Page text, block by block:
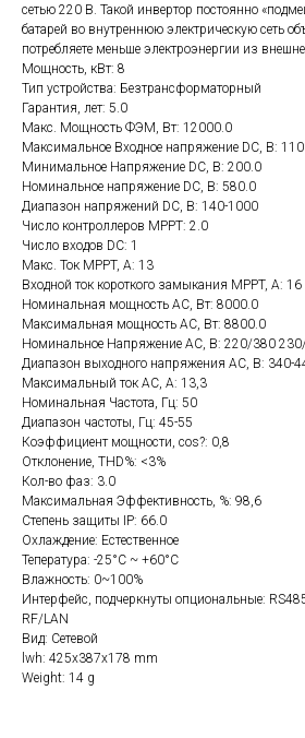
сетью 220 В. Такой инвертор постоянно
батарей во внутреннюю электрическую сеть
потребляете меньше электроэнергии из
Мощность, кВт: 8
Тип устройства: Безтрансформаторный
Гарантия, лет: 5.0
Макс. Мощность ФЭМ, Вт: 12000.0
Максимальное Входное напряжение DC, В:
Минимальное Напряжение DC, В: 200.0
Номинальное напряжение DC, В: 580.0
Диапазон напряжений DC, В: 140-1000
Число контроллеров MPPT: 2.0
Число входов DC: 1
Макс. Ток MPPT, А: 13
Входной ток короткого замыкания MPPT, А: 16
Номинальная мощность AC, Вт: 8000.0
Максимальная мощность AC, Вт: 8800.0
Номинальное Напряжение AC, В: 220/380
Диапазон выходного напряжения AC, В: 340-
Максимальный ток AC, А: 13,3
Номинальная Частота, Гц: 50
Диапазон частоты, Гц: 45-55
Коэффициент мощности, cos?: 0,8
Отклонение, THD%: <3%
Кол-во фаз: 3.0
Максимальная Эффективность, %: 98,6
Степень защиты IP: 66.0
Охлаждение: Естественное
Тепература: -25°C ~ +60°C
Влажность: 0~100%
Интерфейс, подчеркнуты опциональные:
RF/LAN
Вид: Сетевой
lwh: 425x387x178 mm
Weight: 14 g